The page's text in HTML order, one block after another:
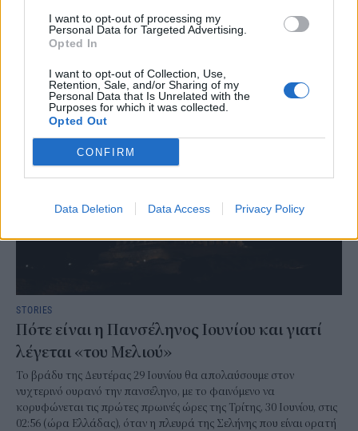
I want to opt-out of processing my
Personal Data for Targeted Advertising.
Opted In
I want to opt-out of Collection, Use,
Retention, Sale, and/or Sharing of my
Personal Data that Is Unrelated with the
Purposes for which it was collected.
Opted Out
CONFIRM
Data Deletion Data Access Privacy Policy
Η διάγνωση της νόσου Αλτσχάιμερ έχει ιδιαίτερη αξία, καθώς, με
την αύξηση του προσδόκιμου ζωής, αυξάνεται και το ποσοστό
των ατόμων που είναι επιρρεπή σε νευροεκφυλιστικές παθήσεις,
NEWSROOM/22 Ιουν 2026
STORIES
Πότε είναι η Πανσέληνος Ιουνίου και γιατί
λέγεται «του Μελιού»
Το βράδυ της Δευτέρας 29 Ιουνίου θα απολαύσουμε στον
νυχτερινό ουρανό την πανσέληνο, με το φαινόμενο να
κορυφώνεται τις πρώτες πρωινές ώρες της Τρίτης, 30 Ιουνίου, στις
02:56 (ώρα Ελλάδας), όταν η πλευρά της Σελήνης που είναι ορατή